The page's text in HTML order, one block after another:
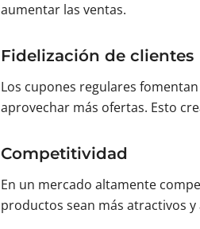
aumentar las ventas.
Fidelización de clientes
Los cupones regulares fomentan
aprovechar más ofertas. Esto
Competitividad
En un mercado altamente
productos sean más atractivos